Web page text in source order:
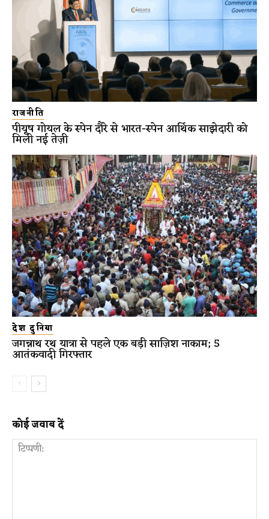
राजनीति
पीयूष गोयल के स्पेन दौरे से भारत-स्पेन आर्थिक साझेदारी को
मिली नई तेज़ी
देश दुनिया
जगन्नाथ रथ यात्रा से पहले एक बड़ी साज़िश नाकाम; 5
आतंकवादी गिरफ्तार
कोई जवाब दें